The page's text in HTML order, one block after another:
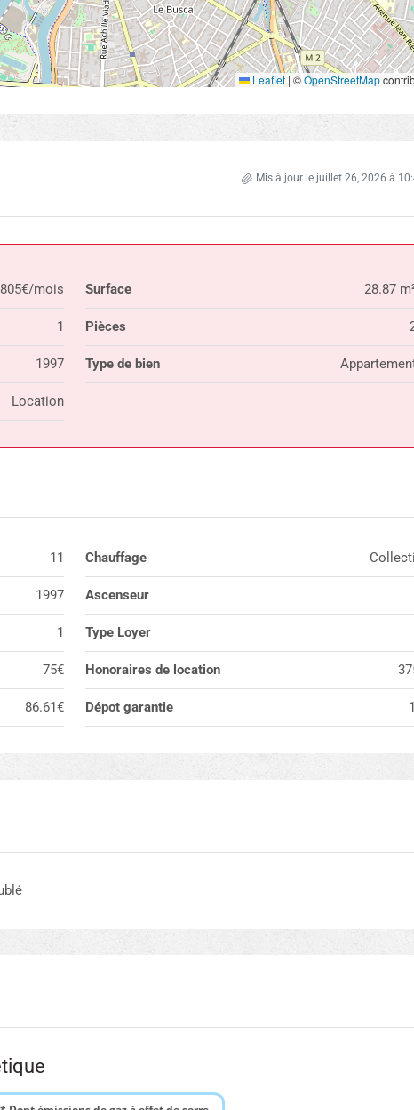
Leaflet| ©OpenStreetMap
Mis à jour le juillet 26, 2026 à
805€/mois Surface 28.87
1 Pièces
1997 Type de bien
Location
11 Chauffage
1997 Ascenseur
1 Type Loyer
75€ Honoraires de location
86.61€ Dépot garantie